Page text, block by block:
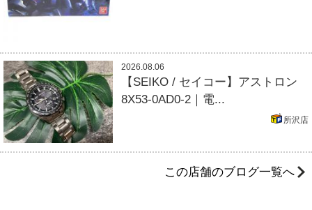
2026.08.06
【SEIKO / セイコー】アストロン
8X53-0AD0-2｜電...
所沢店
この店舗のブログ一覧へ